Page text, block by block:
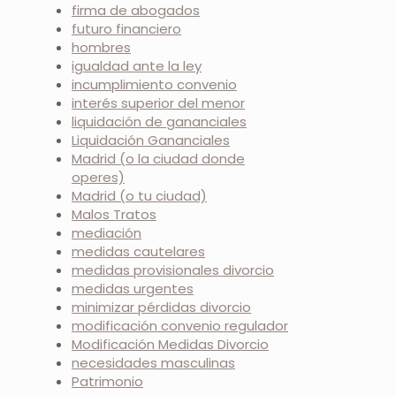
firma de abogados
futuro financiero
hombres
igualdad ante la ley
incumplimiento convenio
interés superior del menor
liquidación de gananciales
Liquidación Gananciales
Madrid (o la ciudad donde
operes)
Madrid (o tu ciudad)
Malos Tratos
mediación
medidas cautelares
medidas provisionales divorcio
medidas urgentes
minimizar pérdidas divorcio
modificación convenio regulador
Modificación Medidas Divorcio
necesidades masculinas
Patrimonio